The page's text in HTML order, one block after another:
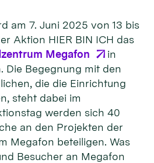
am 7. Juni 2025 von 13 bis
Aktion HIER BIN ICH das
Megafon
in
Die Begegnung mit den
die die Einrichtung
steht dabei im
werden sich 40
an den Projekten der
Megafon beteiligen. Was
Besucher an Megafon